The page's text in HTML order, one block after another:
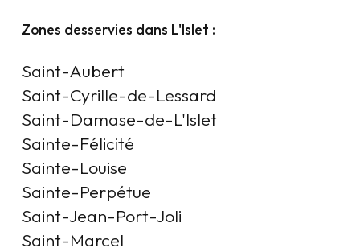
Zones desservies dans L'Islet :
Saint-Aubert
Saint-Cyrille-de-Lessard
Saint-Damase-de-L'Islet
Sainte-Félicité
Sainte-Louise
Sainte-Perpétue
Saint-Jean-Port-Joli
Saint-Marcel